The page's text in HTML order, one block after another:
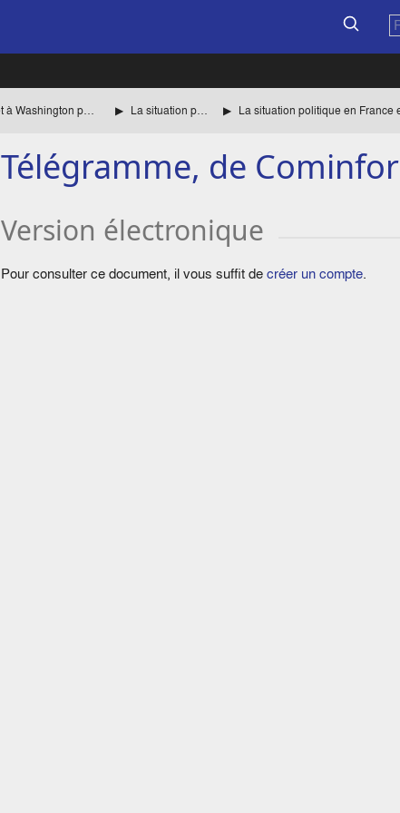
La mission de Jean Monnet à Washington pour le compte des autorités françaises La situation politique
Télégramme, de Cominfor
Version électronique
Pour consulter ce document, il vous suffit decréer un compte.